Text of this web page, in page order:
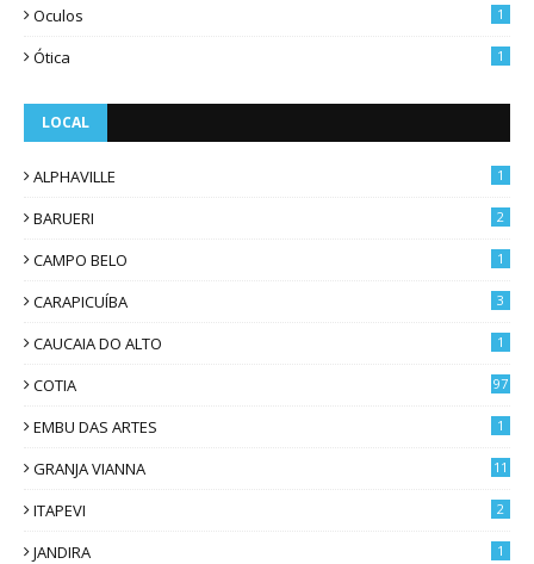
Oculos 1
Ótica 1
LOCAL
ALPHAVILLE 1
BARUERI 2
CAMPO BELO 1
CARAPICUÍBA 3
CAUCAIA DO ALTO 1
COTIA 97
EMBU DAS ARTES 1
GRANJA VIANNA 11
ITAPEVI 2
JANDIRA 1